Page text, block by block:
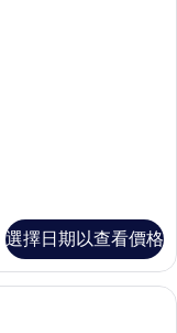
選擇日期以查看價格
Family Room E20 | 客房景